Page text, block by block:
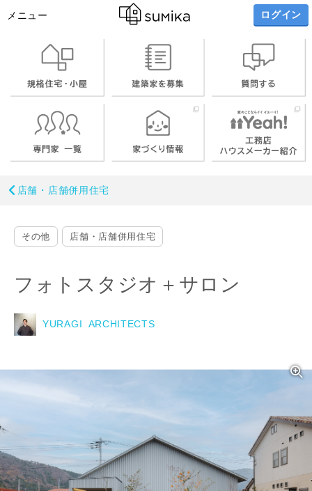
メニュー ログイン
店舗・店舗併用住宅
その他 店舗・店舗併用住宅
フォトスタジオ＋サロン
YURAGI ARCHITECTS